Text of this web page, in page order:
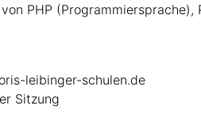
PHP
leibinger-schulen.de
Sitzung